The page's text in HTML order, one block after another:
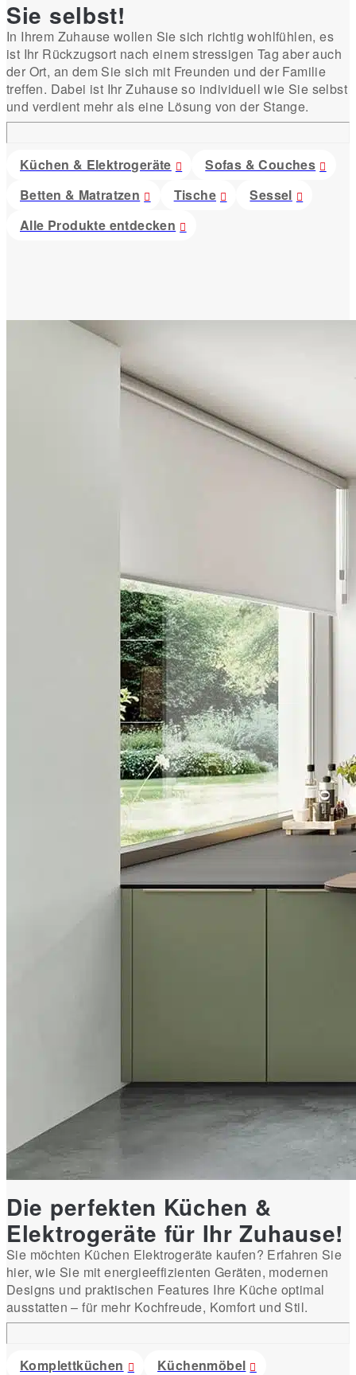
Sie selbst!
In Ihrem Zuhause wollen Sie sich richtig wohlfühlen, es
ist Ihr Rückzugsort nach einem stressigen Tag aber auch
der Ort, an dem Sie sich mit Freunden und der Familie
treffen. Dabei ist Ihr Zuhause so individuell wie Sie selbst
und verdient mehr als eine Lösung von der Stange.
Küchen & Elektrogeräte
Sofas & Couches
Betten & Matratzen
Tische
Sessel
Alle Produkte entdecken
Die perfekten Küchen &
Elektrogeräte für Ihr Zuhause!
Sie möchten Küchen Elektrogeräte kaufen? Erfahren Sie
hier, wie Sie mit energieeffizienten Geräten, modernen
Designs und praktischen Features Ihre Küche optimal
ausstatten – für mehr Kochfreude, Komfort und Stil.
Komplettküchen
Küchenmöbel